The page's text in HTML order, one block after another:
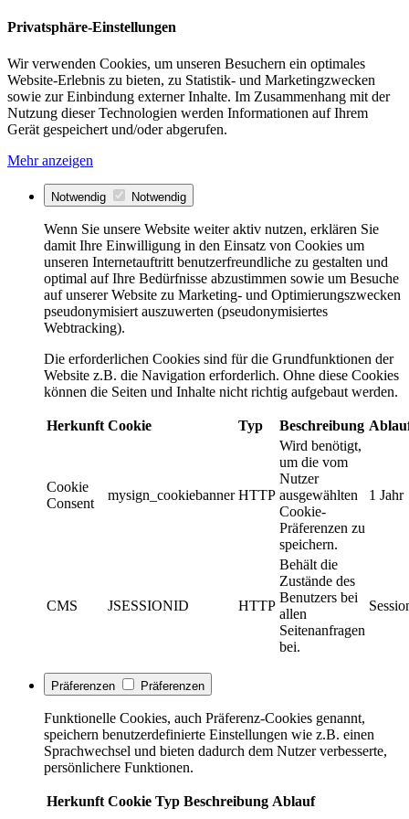
Privatsphäre-Einstellungen
Wir verwenden Cookies, um unseren Besuchern ein optimales
Website-Erlebnis zu bieten, zu Statistik- und Marketingzwecken
sowie zur Einbindung externer Inhalte. Im Zusammenhang mit der
Nutzung dieser Technologien werden Informationen auf Ihrem
Gerät gespeichert und/oder abgerufen.
Mehr anzeigen
Notwendig Notwendig
Wenn Sie unsere Website weiter aktiv nutzen, erklären Sie
damit Ihre Einwilligung in den Einsatz von Cookies um
unseren Internetauftritt benutzerfreundliche zu gestalten und
optimal auf Ihre Bedürfnisse abzustimmen sowie um Besuche
auf unserer Website zu Marketing- und Optimierungszwecken
pseudonymisiert auszuwerten (pseudonymisiertes
Webtracking).
Die erforderlichen Cookies sind für die Grundfunktionen der
Website z.B. die Navigation erforderlich. Ohne diese Cookies
können die Seiten und Inhalte nicht richtig aufgebaut werden.
Herkunft Cookie Typ Beschreibung
Cookie
Consent
mysign_cookiebanner HTTP
Wird benötigt,
um die vom
Nutzer
ausgewählten
Cookie-
Präferenzen zu
speichern.
1 Jahr
CMS JSESSIONID HTTP
Behält die
Zustände des
Benutzers bei
allen
Seitenanfragen
bei.
Präferenzen Präferenzen
Funktionelle Cookies, auch Präferenz-Cookies genannt,
speichern benutzerdefinierte Einstellungen wie z.B. einen
Sprachwechsel und bieten dadurch dem Nutzer verbesserte,
persönlichere Funktionen.
Herkunft Cookie Typ Beschreibung Ablauf